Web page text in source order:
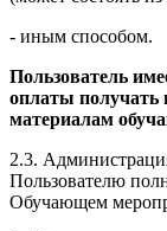
- иным способом.
Пользователь
оплаты получать
материалам
2.3.
Пользователю
Обучающем